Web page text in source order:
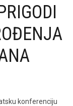
konferenciju